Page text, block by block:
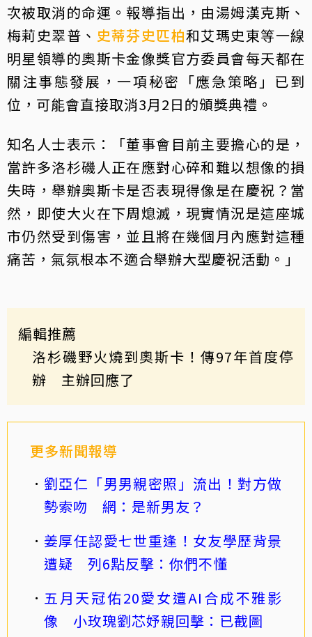
次被取消的命運。報導指出，由湯姆漢克斯、
梅莉史翠普、 史蒂芬史匹柏和艾瑪史東等一線
明星領導的奧斯卡金像獎官方委員會每天都在
關注事態發展，一項秘密「應急策略」已到
位，可能會直接取消3月2日的頒獎典禮。
知名人士表示：「董事會目前主要擔心的是，
當許多洛杉磯人正在應對心碎和難以想像的損
失時，舉辦奧斯卡是否表現得像是在慶祝？當
然，即使大火在下周熄滅，現實情況是這座城
市仍然受到傷害，並且將在幾個月內應對這種
痛苦，氣氛根本不適合舉辦大型慶祝活動。」
編輯推薦
洛杉磯野火燒到奧斯卡！傳97年首度停
辦 主辦回應了
更多新聞報導
劉亞仁「男男親密照」流出！對方做
勢索吻 網：是新男友？
姜厚任認愛七世重逢！女友學歷背景
遭疑 列6點反擊：你們不懂
五月天冠佑20愛女遭AI合成不雅影
像 小玫瑰劉芯妤親回擊：已截圖